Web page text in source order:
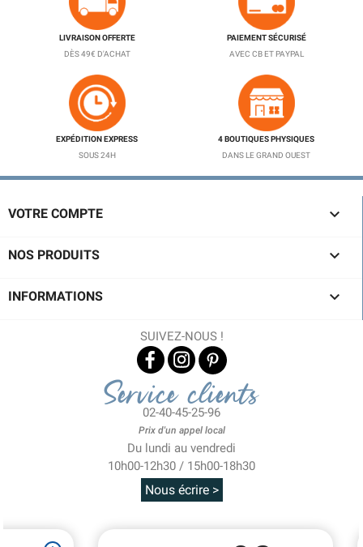
LIVRAISON OFFERTE
DÈS 49€ D'ACHAT
PAIEMENT SÉCURISÉ
AVEC CB ET PAYPAL
EXPÉDITION EXPRESS
SOUS 24H
4 BOUTIQUES PHYSIQUES
DANS LE GRAND OUEST
VOTRE COMPTE 
NOS PRODUITS 
INFORMATIONS 
SUIVEZ-NOUS !
Service clients
02-40-45-25-96
Prix d'un appel local
Du lundi au vendredi
10h00-12h30 / 15h00-18h30
Nous écrire >